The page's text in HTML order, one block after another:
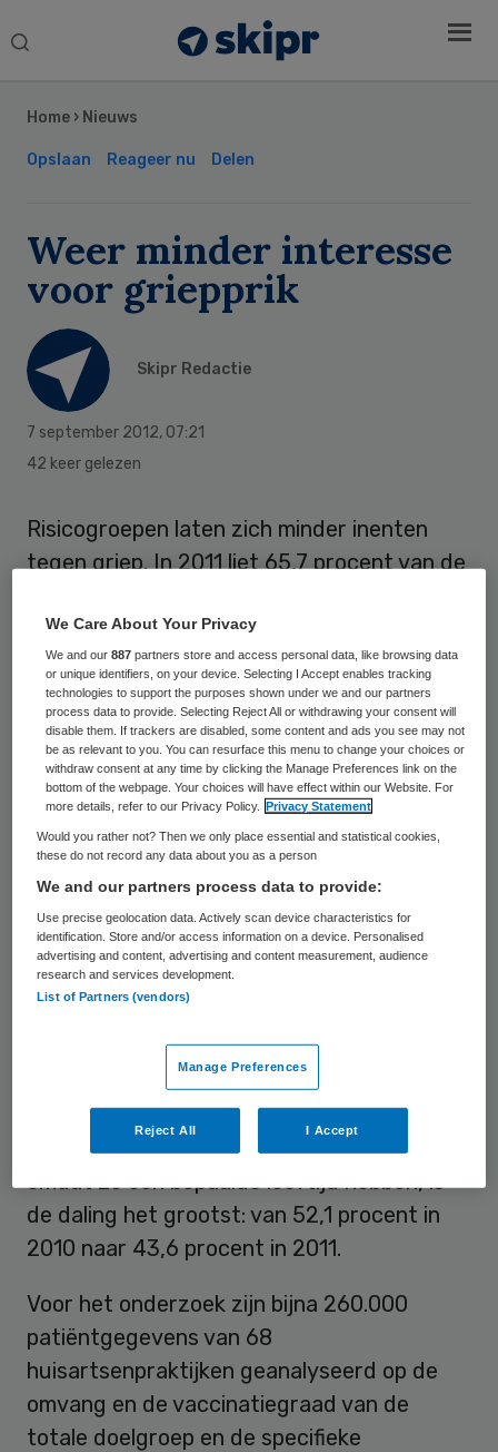
Search
Home › Nieuws
Opslaan Reageer nu Delen
Weer minder interesse
voor griepprik
Skipr Redactie
7 september 2012, 07:21
42 keer gelezen
Risicogroepen laten zich minder inenten
tegen griep. In 2011 liet 65,7 procent van de
van 68,9 procent een jaar daarvoor. De
daling is vooral zichtbaar in de
leeftijdsgroep van 60 tot 65 jaar: van 63,2
procent in 2010 naar 56,2 procent in 2011.
De daling van de belangstelling is overigens
een trend die al jaren aan de gang is.
Dat blijkt uit de jaarlijkse monitor van het
nationaal programma grieppreventie. Het
Universitair Medisch Centrum St Radboud
(UMC) in Nijmegen onderzoekt daarvoor de
belangstelling voor de griepprik.
Gezonde mensen
In de groep gezonde mensen tussen de 60
en 65, die slechts worden uitgenodigd
omdat ze een bepaalde leeftijd hebben, is
de daling het grootst: van 52,1 procent in
2010 naar 43,6 procent in 2011.
Voor het onderzoek zijn bijna 260.000
patiëntgegevens van 68
huisartsenpraktijken geanalyseerd op de
omvang en de vaccinatiegraad van de
totale doelgroep en de specifieke
Sidebar
We Care About Your Privacy
We and our887 partners store and access personal data, like browsing data
or unique identifiers, on your device. Selecting I Accept enables tracking
technologies to support the purposes shown under we and our partners
process data to provide. Selecting Reject All or withdrawing your consent will
disable them. If trackers are disabled, some content and ads you see may not
be as relevant to you. You can resurface this menu to change your choices or
withdraw consent at any time by clicking the Manage Preferences link on the
bottom of the webpage. Your choices will have effect within our Website. For
more details, refer to our Privacy Policy.
Privacy Statement
Would you rather not? Then we only place essential and statistical cookies,
these do not record any data about you as a person
We and our partners process data to provide:
Use precise geolocation data. Actively scan device characteristics for
identification. Store and/or access information on a device. Personalised
advertising and content, advertising and content measurement, audience
research and services development.
List of Partners (vendors)
Manage Preferences
Reject All I Accept